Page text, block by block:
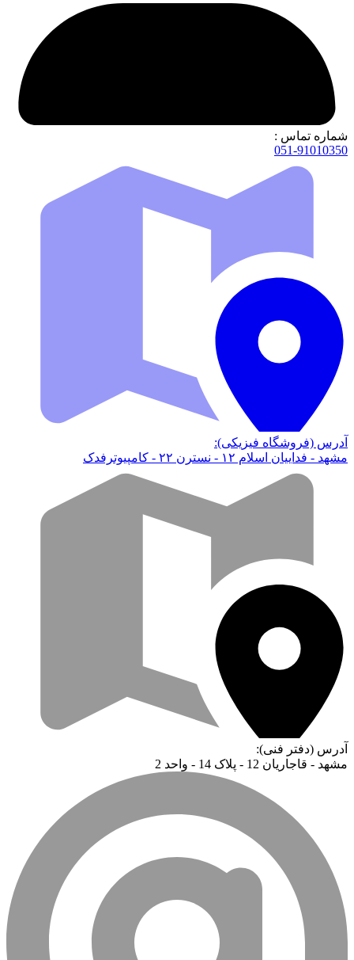
شماره تماس :
051-91010350
آدرس (فروشگاه فیزیکی):
مشهد - فداییان اسلام ۱۲ - نسترن ۲۲ - کامپیوترفدک
آدرس (دفتر فنی):
مشهد - قاجاریان 12 - پلاک 14 - واحد 2